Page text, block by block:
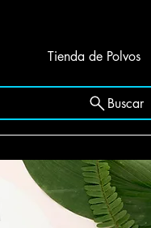
Tienda de Polvos
Buscar